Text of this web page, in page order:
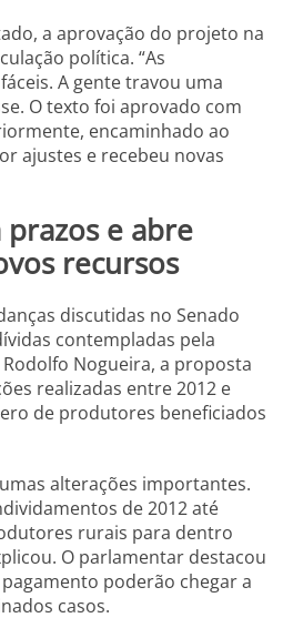
a aprovação do projeto na
política. “As
A gente travou uma
O texto foi aprovado com
encaminhado ao
ajustes e recebeu novas
e abre
recursos
discutidas no Senado
contempladas pela
Nogueira, a proposta
realizadas entre 2012 e
de produtores beneficiados
alterações importantes.
de 2012 até
rurais para dentro
O parlamentar destacou
poderão chegar a
casos.